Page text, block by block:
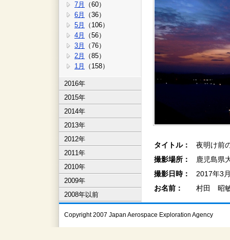
7月
（60）
6月
（36）
5月
（106）
4月
（56）
3月
（76）
2月
（85）
1月
（158）
2016年
2015年
2014年
2013年
2012年
2011年
2010年
2009年
2008年以前
タイトル：
夜明け前
撮影場所：
鹿児島県
撮影日時：
2017年3
お名前：
村田 昭
Copyright 2007 Japan Aerospace Exploration Agency